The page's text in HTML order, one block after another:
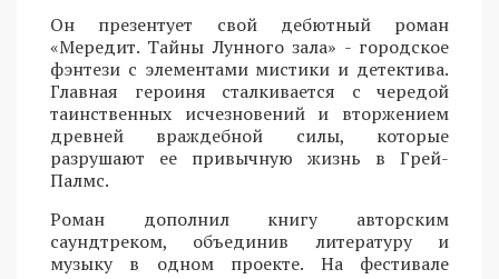
Он презентует свой дебютный роман
«Мередит. Тайны Лунного зала» - городское
фэнтези с элементами мистики и детектива.
Главная героиня сталкивается с чередой
таинственных исчезновений и вторжением
древней враждебной силы, которые
разрушают ее привычную жизнь в Грей-
Палмс.
Роман дополнил книгу авторским
саундтреком, объединив литературу и
музыку в одном проекте. На фестивале